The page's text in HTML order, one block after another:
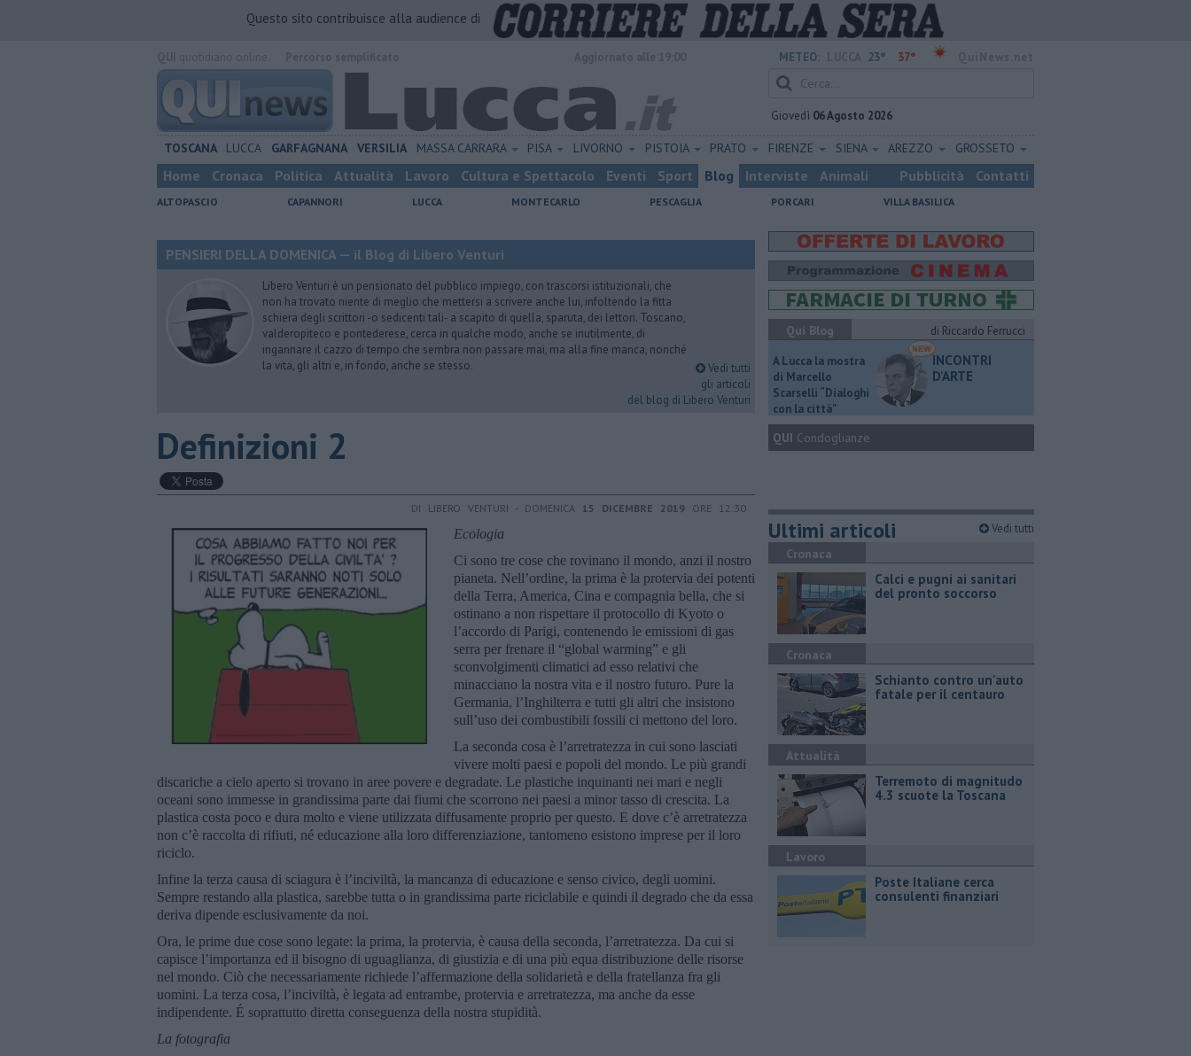
Questo sito contribuisce alla audience di
METEO: 23° 37°
Giovedì 06 Agosto 2026
TOSCANA LUCCA GARFAGNANA VERSILIA MASSA CARRARA PISA LIVORNO PISTOIA PRATO FIRENZE SIENA AREZZO GROSSETO
Home Cronaca Politica Attualità Lavoro Cultura e Spettacolo Eventi Sport Blog Interviste Animali Pubblicità Contatti
ALTOPASCIO CAPANNORI LUCCA MONTECARLO PESCAGLIA PORCARI VILLA BASILICA
PENSIERI DELLA DOMENICA — il Blog di Libero Venturi
Libero Venturi è un pensionato del pubblico impiego, con trascorsi istituzionali, che
non ha trovato niente di meglio che mettersi a scrivere anche lui, infoltendo la fitta
schiera degli scrittori -o sedicenti tali- a scapito di quella, sparuta, dei lettori. Toscano,
valderopiteco e pontederese, cerca in qualche modo, anche se inutilmente, di
ingannare il cazzo di tempo che sembra non passare mai, ma alla fine manca, nonché
la vita, gli altri e, in fondo, anche se stesso.
Vedi tutti
gli articoli
del blog di Libero Venturi
​Definizioni 2
DI LIBERO VENTURI - DOMENICA 15 DICEMBRE 2019 ORE 12:30
Ecologia
Ci sono tre cose che rovinano il mondo, anzi il nostro
pianeta. Nell’ordine, la prima è la protervia dei potenti
della Terra, America, Cina e compagnia bella, che si
ostinano a non rispettare il protocollo di Kyoto o
l’accordo di Parigi, contenendo le emissioni di gas
serra per frenare il “global warming” e gli
sconvolgimenti climatici ad esso relativi che
minacciano la nostra vita e il nostro futuro. Pure la
Germania, l’Inghilterra e tutti gli altri che insistono
sull’uso dei combustibili fossili ci mettono del loro.
La seconda cosa è l’arretratezza in cui sono lasciati
vivere molti paesi e popoli del mondo. Le più grandi
discariche a cielo aperto si trovano in aree povere e degradate. Le plastiche inquinanti nei mari e negli
oceani sono immesse in grandissima parte dai fiumi che scorrono nei paesi a minor tasso di crescita. La
plastica costa poco e dura molto e viene utilizzata diffusamente proprio per questo. E dove c’è arretratezza
non c’è raccolta di rifiuti, né educazione alla loro differenziazione, tantomeno esistono imprese per il loro
riciclo.
Infine la terza causa di sciagura è l’inciviltà, la mancanza di educazione e senso civico, degli uomini.
Sempre restando alla plastica, sarebbe tutta o in grandissima parte riciclabile e quindi il degrado che da essa
deriva dipende esclusivamente da noi.
Ora, le prime due cose sono legate: la prima, la protervia, è causa della seconda, l’arretratezza. Da cui si
capisce l’importanza ed il bisogno di uguaglianza, di giustizia e di una più equa distribuzione delle risorse
nel mondo. Ciò che necessariamente richiede l’affermazione della solidarietà e della fratellanza fra gli
uomini. La terza cosa, l’inciviltà, è legata ad entrambe, protervia e arretratezza, ma anche da esse
indipendente. É soprattutto diretta conseguenza della nostra stupidità.
La fotografia
Qui Blog
di Riccardo Ferrucci
A Lucca la mostra
di Marcello
Scarselli “Dialoghi
con la città"
INCONTRI
D'ARTE
QUI Condoglianze
Ultimi articoli Vedi tutti
Cronaca
Calci e pugni ai sanitari
del pronto soccorso
Cronaca
Schianto contro un'auto
fatale per il centauro
Attualità
Terremoto di magnitudo
4.3 scuote la Toscana
Lavoro
Poste Italiane cerca
consulenti finanziari